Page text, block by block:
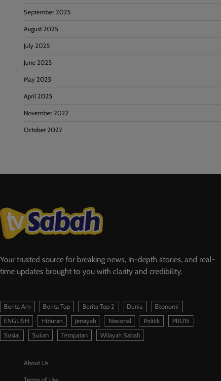
September 2025
August 2025
July 2025
June 2025
May 2025
April 2025
November 2022
October 2022
Your trusted source for breaking news, in-depth stories, and real-
time updates brought to you with clarity and credibility.
Berita Am Berita Top Berita Top 2 Dunia
Ekonomi
ENGLISH
Hiburan Jenayah Nasional Politik
PRU15
Sosial
Sukan Tempatan Wilayah Sabah
About Us